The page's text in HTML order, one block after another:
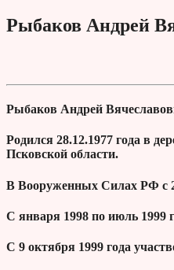
Рыбаков Андрей
Рыбаков Андрей
Родился 28.12.1977 года в
Псковской области.
В Вооруженных Силах РФ с
С января 1998 по июль 1999
С 9 октября 1999 года